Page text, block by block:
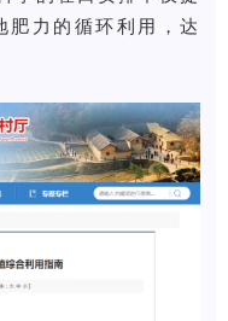
肥力的循环利用，达